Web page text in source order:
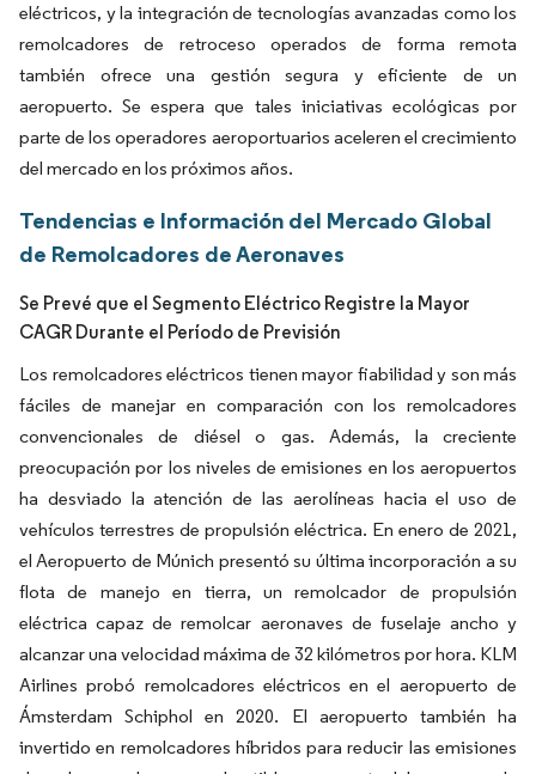
eléctricos, y la integración de tecnologías avanzadas como los
remolcadores de retroceso operados de forma remota
también ofrece una gestión segura y eficiente de un
aeropuerto. Se espera que tales iniciativas ecológicas por
parte de los operadores aeroportuarios aceleren el crecimiento
del mercado en los próximos años.
Tendencias e Información del Mercado Global
de Remolcadores de Aeronaves
Se Prevé que el Segmento Eléctrico Registre la Mayor
CAGR Durante el Período de Previsión
Los remolcadores eléctricos tienen mayor fiabilidad y son más
fáciles de manejar en comparación con los remolcadores
convencionales de diésel o gas. Además, la creciente
preocupación por los niveles de emisiones en los aeropuertos
ha desviado la atención de las aerolíneas hacia el uso de
vehículos terrestres de propulsión eléctrica. En enero de 2021,
el Aeropuerto de Múnich presentó su última incorporación a su
flota de manejo en tierra, un remolcador de propulsión
eléctrica capaz de remolcar aeronaves de fuselaje ancho y
alcanzar una velocidad máxima de 32 kilómetros por hora. KLM
Airlines probó remolcadores eléctricos en el aeropuerto de
Ámsterdam Schiphol en 2020. El aeropuerto también ha
invertido en remolcadores híbridos para reducir las emisiones